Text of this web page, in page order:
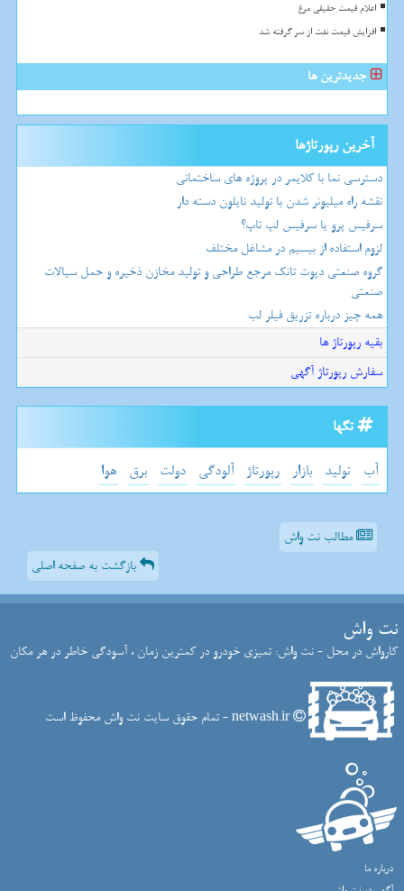
اعلام قیمت حقیقی مرغ
افزایش قیمت نفت از سر گرفته شد
جدیدترین ها
آخرین رپورتاژها
دسترسی نما با کلایمر در پروژه های ساختمانی
نقشه راه میلیونر شدن با تولید نایلون دسته دار
سرفیس پرو یا سرفیس لپ تاپ؟
لزوم استفاده از بیسیم در مشاغل مختلف
گروه صنعتی دپوت تانک مرجع طراحی و تولید مخازن ذخیره و حمل سیالات
صنعتی
همه چیز درباره تزریق فیلر لب
بقیه رپورتاژ ها
سفارش رپورتاژ آگهی
تگها
آب تولید بازار رپورتاژ آلودگی دولت برق هوا
مطالب نت واش
بازگشت به صفحه اصلی
نت واش
کارواش در محل - نت واش: تمیزی خودرو در کمترین زمان ، آسودگی خاطر در هر مکان
netwash.ir - تمام حقوق سایت نت واش محفوظ است
درباره ما